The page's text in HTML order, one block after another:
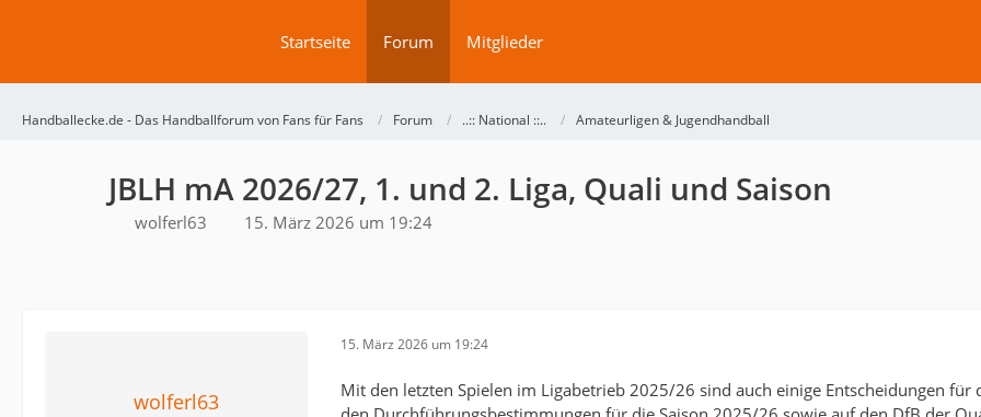
Startseite Forum Mitglieder
Handballecke.de - Das Handballforum von Fans für Fans Forum ..:: National ::.. Amateurligen & Jugendhandball
JBLH mA 2026/27, 1. und 2. Liga, Quali und Saison
wolferl63 15. März 2026 um 19:24
wolferl63
15. März 2026 um 19:24
Mit den letzten Spielen im Ligabetrieb 2025/26 sind auch einige Entscheidungen